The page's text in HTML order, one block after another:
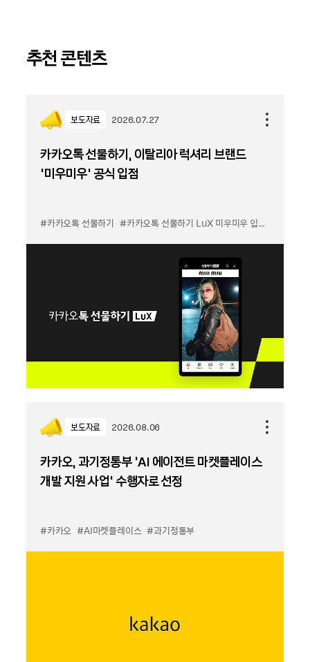
추천 콘텐츠
보도자료 2026.07.27
카카오톡 선물하기, 이탈리아 럭셔리 브랜드
'미우미우' 공식 입점
#카카오톡 선물하기 #카카오톡 선물하기 LuX 미우미우 입점
보도자료 2026.08.06
카카오, 과기정통부 ‘AI 에이전트 마켓플레이스
개발 지원 사업’ 수행자로 선정
#카카오 #AI마켓플레이스 #과기정통부